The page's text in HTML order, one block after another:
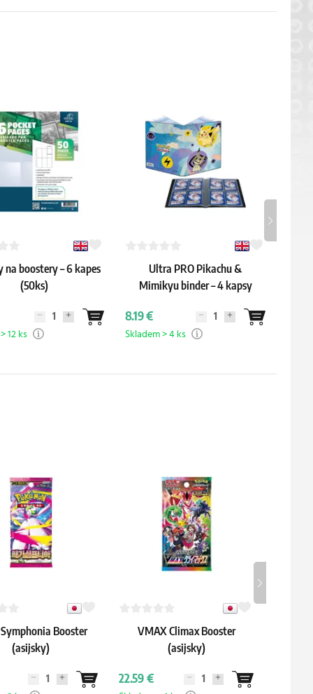
na boostery – 6 kapes
(50ks)
12 ks
Ultra PRO Pikachu &
Mimikyu binder – 4 kapsy
8.19 €
Skladem > 4 ks
Booster
(asijsky)
VMAX Climax Booster
(asijsky)
22.59 €